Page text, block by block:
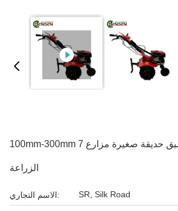
100mm-300mm عميق حديقة صغيرة مزارع 7 HP لجميع بيئات
الزراعة
الاسم التجاري: SR, Silk Road